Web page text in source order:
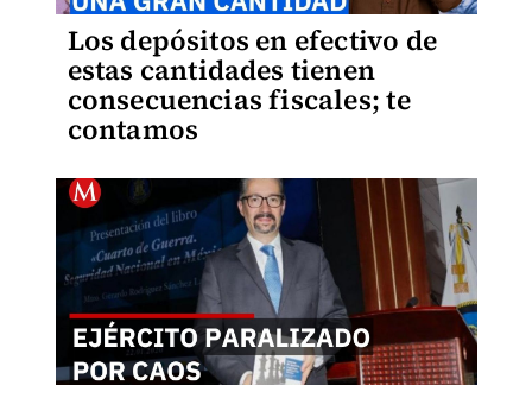
Los depósitos en efectivo de
estas cantidades tienen
consecuencias fiscales; te
contamos